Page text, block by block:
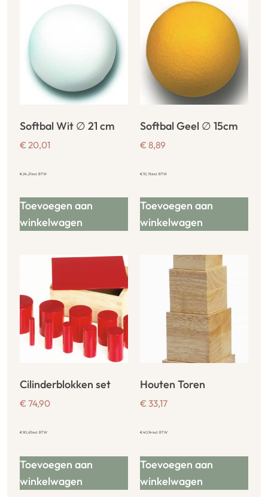
Softbal Wit ∅ 21 cm
€ 20,01
€24,21incl. BTW
Toevoegen aan
winkelwagen
Softbal Geel ∅ 15cm
€ 8,89
€10,76incl. BTW
Toevoegen aan
winkelwagen
Cilinderblokken set
€ 74,90
€90,63incl. BTW
Toevoegen aan
winkelwagen
Houten Toren
€ 33,17
€40,14incl. BTW
Toevoegen aan
winkelwagen